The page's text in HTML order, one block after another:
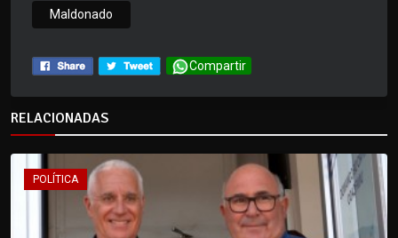
Maldonado
Compartir
RELACIONADAS
POLÍTICA